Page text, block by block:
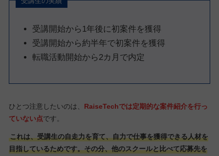
受講開始から1年後に初案件を獲得
受講開始から約半年で初案件を獲得
転職活動開始から2カ月で内定
ひとつ注意したいのは、 RaiseTechでは定期的な案件紹介を行っ
ていない点です。
これは、受講生の自走力を育て、自力で仕事を獲得できる人材を
目指しているためです。その分、他のスクールと比べて応募先を